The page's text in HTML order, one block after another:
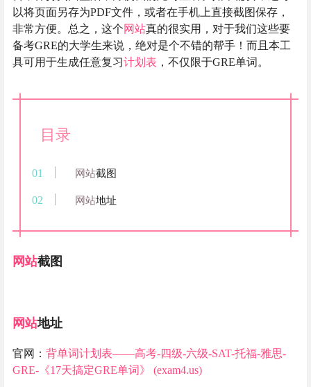
以将页面另存为PDF文件，或者在手机上直接截图保存，
非常方便。总之，这个网站真的很实用，对于我们这些要
备考GRE的大学生来说，绝对是个不错的帮手！而且本工
具可用于生成任意复习计划表 ，不仅限于GRE单词。
目录
网站截图
网站地址
网站截图
网站地址
官网： 背单词计划表——高考-四级-六级-SAT-托福-雅思-
GRE-《17天搞定GRE单词》 (exam4.us)